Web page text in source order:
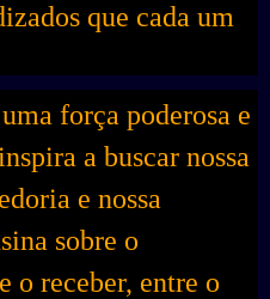
que cada um
força poderosa e
a buscar nossa
e nossa
sobre o
o receber, entre o